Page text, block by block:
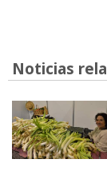
Noticias